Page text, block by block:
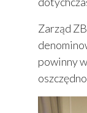
Zarząd
powinny